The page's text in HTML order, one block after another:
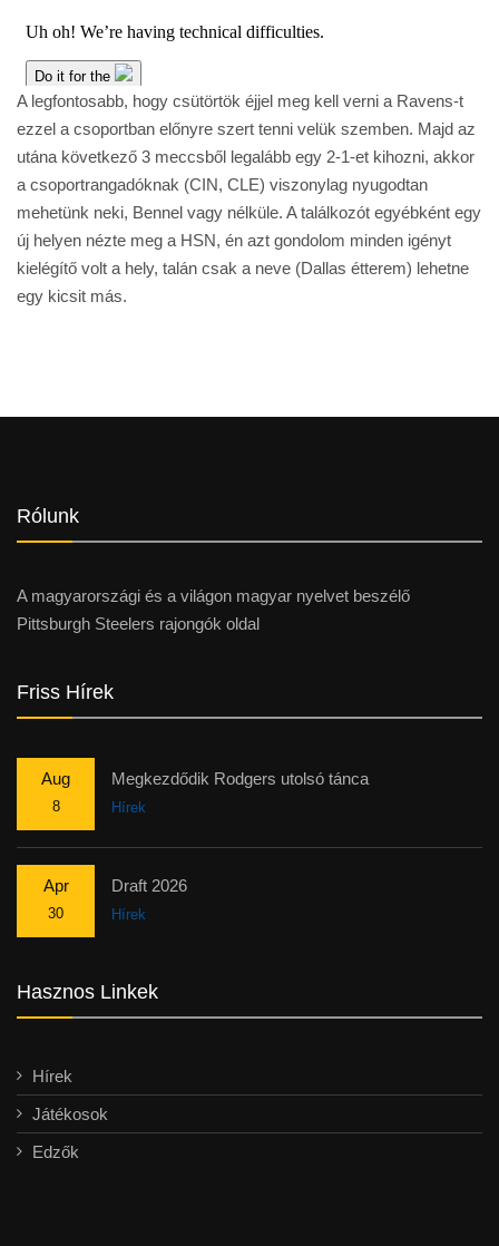
A legfontosabb, hogy csütörtök éjjel meg kell verni a Ravens-t
ezzel a csoportban előnyre szert tenni velük szemben. Majd az
utána következő 3 meccsből legalább egy 2-1-et kihozni, akkor
a csoportrangadóknak (CIN, CLE) viszonylag nyugodtan
mehetünk neki, Bennel vagy nélküle. A találkozót egyébként egy
új helyen nézte meg a HSN, én azt gondolom minden igényt
kielégítő volt a hely, talán csak a neve (Dallas étterem) lehetne
egy kicsit más.
Rólunk
A magyarországi és a világon magyar nyelvet beszélő
Pittsburgh Steelers rajongók oldal
Friss Hírek
Aug
8
Megkezdődik Rodgers utolsó tánca
Hírek
Apr
30
Draft 2026
Hírek
Hasznos Linkek
Hírek
Játékosok
Edzők